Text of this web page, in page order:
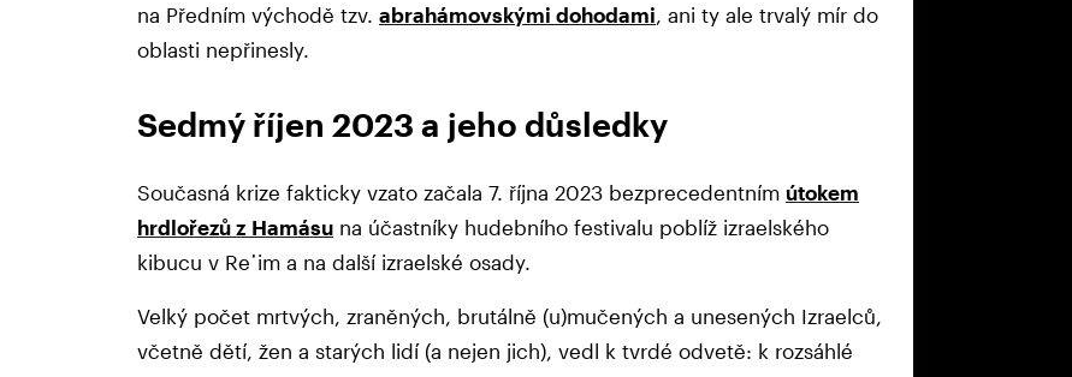
na Předním východě tzv. abrahámovskými dohodami , ani ty ale trvalý mír do
oblasti nepřinesly.
Sedmý říjen 2023 a jeho důsledky
Současná krize fakticky vzato začala 7. října 2023 bezprecedentním útokem
hrdlořezů z Hamásu na účastníky hudebního festivalu poblíž izraelského
kibucu v Re᾿im a na další izraelské osady.
Velký počet mrtvých, zraněných, brutálně (u)mučených a unesených Izraelců,
včetně dětí, žen a starých lidí (a nejen jich), vedl k tvrdé odvetě: k rozsáhlé